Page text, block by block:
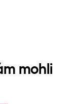
mohli